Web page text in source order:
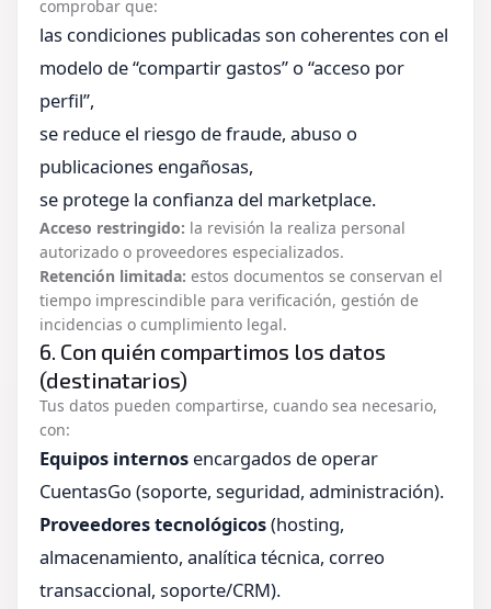
comprobar que:
las condiciones publicadas son coherentes con el
modelo de “compartir gastos” o “acceso por
perfil”,
se reduce el riesgo de fraude, abuso o
publicaciones engañosas,
se protege la confianza del marketplace.
Acceso restringido: la revisión la realiza personal
autorizado o proveedores especializados.
Retención limitada: estos documentos se conservan el
tiempo imprescindible para verificación, gestión de
incidencias o cumplimiento legal.
6. Con quién compartimos los datos
(destinatarios)
Tus datos pueden compartirse, cuando sea necesario,
con:
Equipos internos encargados de operar
CuentasGo (soporte, seguridad, administración).
Proveedores tecnológicos(hosting,
almacenamiento, analítica técnica, correo
transaccional, soporte/CRM).